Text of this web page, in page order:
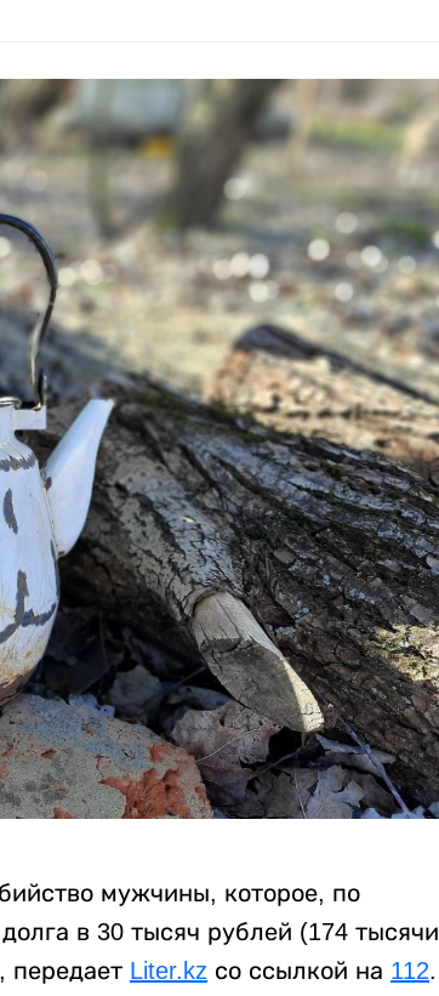
мужчины, которое, по
в 30 тысяч рублей (174 тысячи
передает Liter.kz со ссылкой на 112.